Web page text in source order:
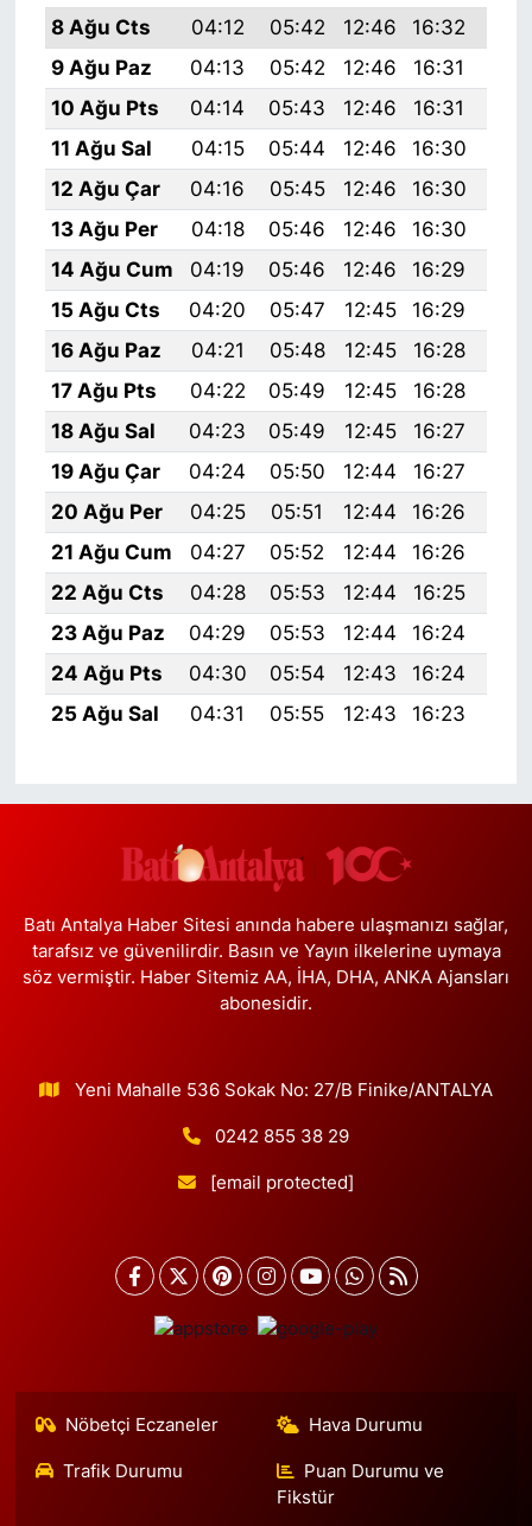
8 Ağu Cts
04:12 05:42 12:46 16:32
9 Ağu Paz
04:13 05:42 12:46 16:31
10 Ağu Pts
04:14 05:43 12:46 16:31
11 Ağu Sal
04:15 05:44 12:46 16:30
12 Ağu Çar
04:16 05:45 12:46 16:30
13 Ağu Per
04:18 05:46 12:46 16:30
14 Ağu Cum
04:19 05:46 12:46 16:29
15 Ağu Cts
04:20 05:47 12:45 16:29
16 Ağu Paz
04:21 05:48 12:45 16:28
17 Ağu Pts
04:22 05:49 12:45 16:28
18 Ağu Sal
04:23 05:49 12:45 16:27
19 Ağu Çar
04:24 05:50 12:44 16:27
20 Ağu Per
04:25 05:51 12:44 16:26
21 Ağu Cum
04:27 05:52 12:44 16:26
22 Ağu Cts
04:28 05:53 12:44 16:25
23 Ağu Paz
04:29 05:53 12:44 16:24
24 Ağu Pts
04:30 05:54 12:43 16:24
25 Ağu Sal
04:31 05:55 12:43 16:23
Batı Antalya Haber Sitesi anında habere ulaşmanızı sağlar,
tarafsız ve güvenilirdir. Basın ve Yayın ilkelerine uymaya
söz vermiştir. Haber Sitemiz AA, İHA, DHA, ANKA Ajansları
abonesidir.
Yeni Mahalle 536 Sokak No: 27/B Finike/ANTALYA
0242 855 38 29
[email protected]
Nöbetçi Eczaneler Hava Durumu
Trafik Durumu
Puan Durumu ve
Fikstür